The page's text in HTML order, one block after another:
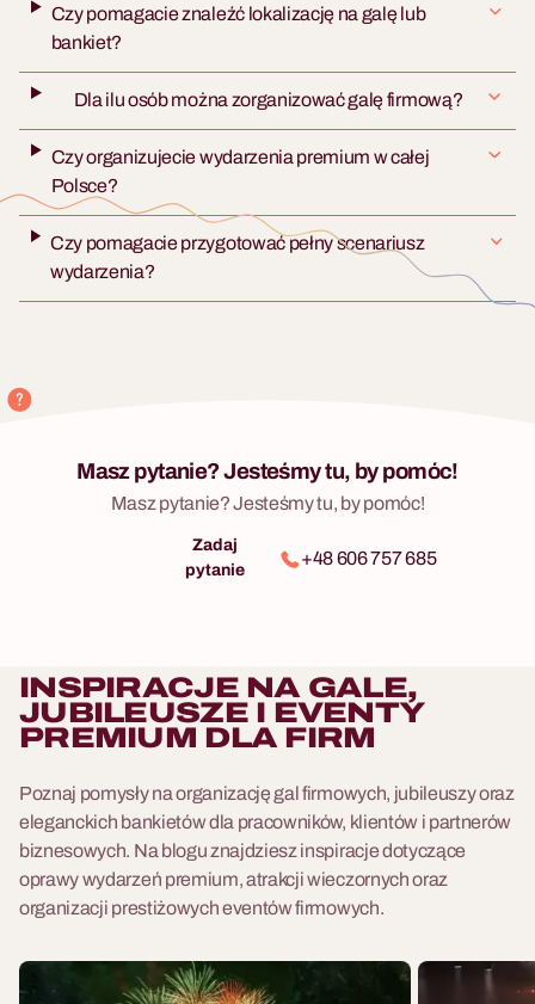
Czy pomagacie znaleźć lokalizację na galę lub
bankiet?
Dla ilu osób można zorganizować galę firmową?
Czy organizujecie wydarzenia premium w całej
Polsce?
Czy pomagacie przygotować pełny scenariusz
wydarzenia?
Masz pytanie? Jesteśmy tu, by pomóc!
Masz pytanie? Jesteśmy tu, by pomóc!
Zadaj
pytanie
+48 606 757 685
INSPIRACJE NA GALE,
JUBILEUSZE I EVENTY
PREMIUM DLA FIRM
Poznaj pomysły na organizację gal firmowych, jubileuszy oraz
eleganckich bankietów dla pracowników, klientów i partnerów
biznesowych. Na blogu znajdziesz inspiracje dotyczące
oprawy wydarzeń premium, atrakcji wieczornych oraz
organizacji prestiżowych eventów firmowych.